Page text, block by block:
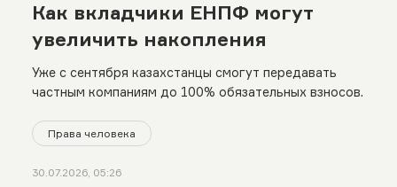
Как вкладчики ЕНПФ могут
увеличить накопления
Уже с сентября казахстанцы смогут передавать
частным компаниям до 100% обязательных взносов.
Права человека
30.07.2026, 05:26